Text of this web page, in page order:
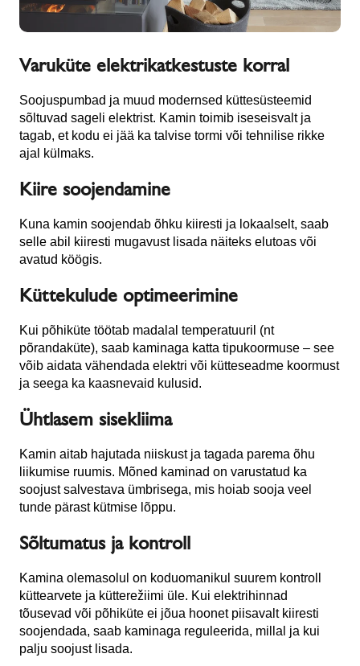
Varuküte elektrikatkestuste korral
Soojuspumbad ja muud modernsed küttesüsteemid
sõltuvad sageli elektrist. Kamin toimib iseseisvalt ja
tagab, et kodu ei jää ka talvise tormi või tehnilise rikke
ajal külmaks.
Kiire soojendamine
Kuna kamin soojendab õhku kiiresti ja lokaalselt, saab
selle abil kiiresti mugavust lisada näiteks elutoas või
avatud köögis.
Küttekulude optimeerimine
Kui põhiküte töötab madalal temperatuuril (nt
põrandaküte), saab kaminaga katta tipukoormuse – see
võib aidata vähendada elektri või kütteseadme koormust
ja seega ka kaasnevaid kulusid.
Ühtlasem sisekliima
Kamin aitab hajutada niiskust ja tagada parema õhu
liikumise ruumis. Mõned kaminad on varustatud ka
soojust salvestava ümbrisega, mis hoiab sooja veel
tunde pärast kütmise lõppu.
Sõltumatus ja kontroll
Kamina olemasolul on koduomanikul suurem kontroll
küttearvete ja kütterežiimi üle. Kui elektrihinnad
tõusevad või põhiküte ei jõua hoonet piisavalt kiiresti
soojendada, saab kaminaga reguleerida, millal ja kui
palju soojust lisada.